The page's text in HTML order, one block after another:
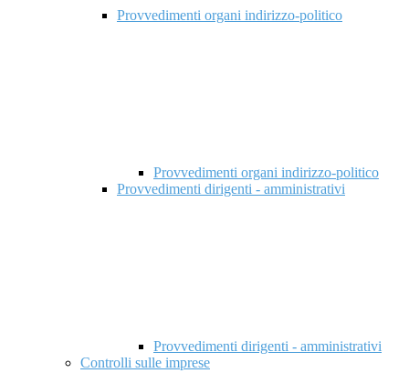
Provvedimenti organi indirizzo-politico
Provvedimenti organi indirizzo-politico
Provvedimenti dirigenti - amministrativi
Provvedimenti dirigenti - amministrativi
Controlli sulle imprese